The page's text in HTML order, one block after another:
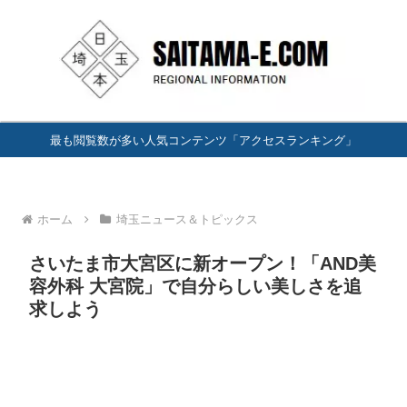
最も閲覧数が多い人気コンテンツ「アクセスランキング」
ホーム 埼玉ニュース＆トピックス
さいたま市大宮区に新オープン！「AND美
容外科 大宮院」で自分らしい美しさを追
求しよう